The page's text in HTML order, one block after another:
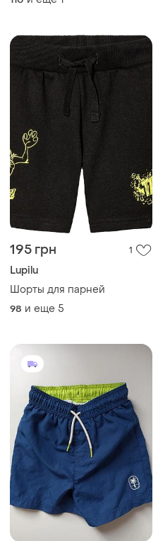
195 грн 1
Lupilu
Шорты для парней
98 и еще 5